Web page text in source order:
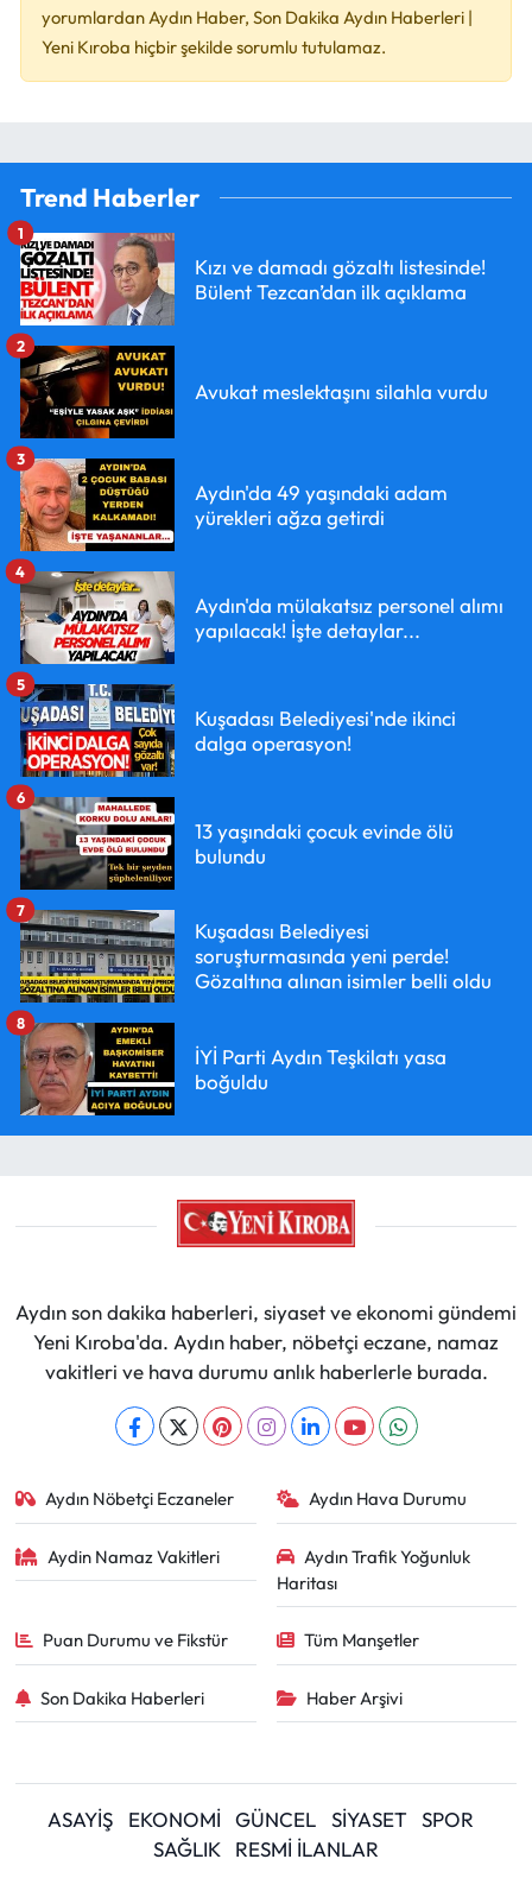
yorumlardan Aydın Haber, Son Dakika Aydın Haberleri |
Yeni Kıroba hiçbir şekilde sorumlu tutulamaz.
Trend Haberler
Kızı ve damadı gözaltı listesinde!
Bülent Tezcan’dan ilk açıklama
1
Avukat meslektaşını silahla vurdu
2
Aydın'da 49 yaşındaki adam
yürekleri ağza getirdi
3
Aydın'da mülakatsız personel alımı
yapılacak! İşte detaylar...
4
Kuşadası Belediyesi'nde ikinci
dalga operasyon!
5
13 yaşındaki çocuk evinde ölü
bulundu
6
Kuşadası Belediyesi
soruşturmasında yeni perde!
Gözaltına alınan isimler belli oldu
7
İYİ Parti Aydın Teşkilatı yasa
boğuldu
8
Aydın son dakika haberleri, siyaset ve ekonomi gündemi
Yeni Kıroba'da. Aydın haber, nöbetçi eczane, namaz
vakitleri ve hava durumu anlık haberlerle burada.
Aydın Nöbetçi Eczaneler Aydın Hava Durumu
Aydin Namaz Vakitleri
Aydın Trafik Yoğunluk
Haritası
Puan Durumu ve Fikstür Tüm Manşetler
Son Dakika Haberleri Haber Arşivi
ASAYİŞ EKONOMİ GÜNCEL SİYASET
SPOR
SAĞLIK
RESMİ İLANLAR